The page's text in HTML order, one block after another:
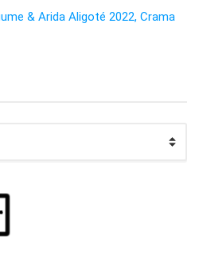
& Arida Aligoté 2022, Crama